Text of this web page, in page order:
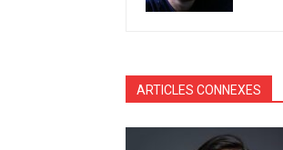
ARTICLES CONNEXES